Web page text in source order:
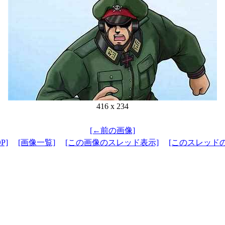
416 x 234
[←前の画像]
[画像一覧] [この画像のスレッド表示] [このスレッド